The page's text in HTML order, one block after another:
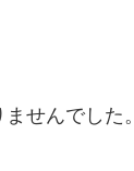
せんでした。